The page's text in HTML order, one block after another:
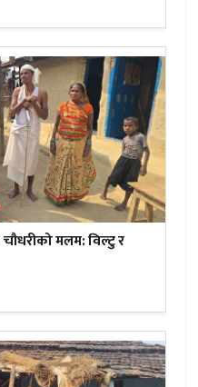
मलम: विल्टु र